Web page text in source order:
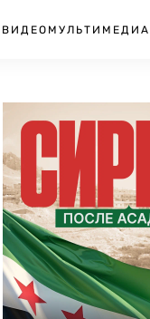
ВИДЕО МУЛЬТИМЕДИА